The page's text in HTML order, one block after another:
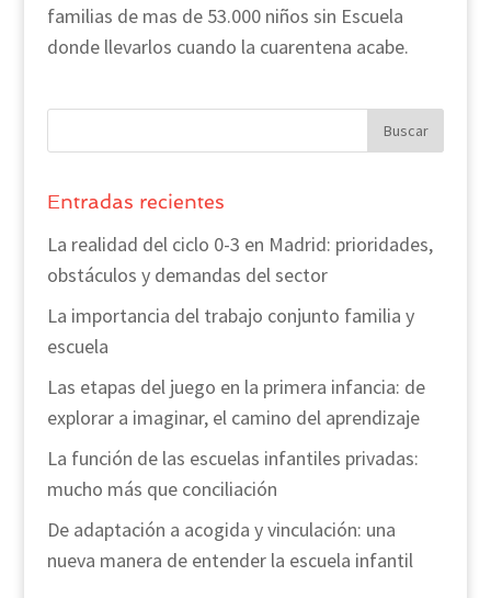
familias de mas de 53.000 niños sin Escuela
donde llevarlos cuando la cuarentena acabe.
Entradas recientes
La realidad del ciclo 0-3 en Madrid: prioridades,
obstáculos y demandas del sector
La importancia del trabajo conjunto familia y
escuela
Las etapas del juego en la primera infancia: de
explorar a imaginar, el camino del aprendizaje
La función de las escuelas infantiles privadas:
mucho más que conciliación
De adaptación a acogida y vinculación: una
nueva manera de entender la escuela infantil